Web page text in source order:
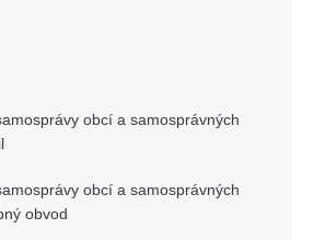
obcí a samosprávných
obcí a samosprávných
obvod